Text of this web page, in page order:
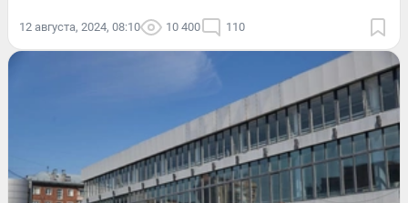
12 августа, 2024, 08:10 10 400 110